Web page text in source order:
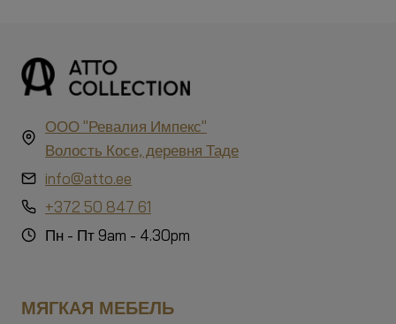
ООО "Ревалия Импекс"
Волость Косе, деревня Таде
info@atto.ee
+372 50 847 61
Пн - Пт 9am - 4.30pm
МЯГКАЯ МЕБЕЛЬ